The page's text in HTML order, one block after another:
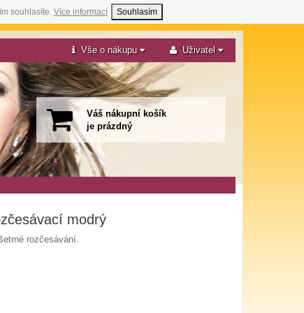
souhlasíte. Více informací Souhlasím
Vše o nákupu Uživatel
Váš nákupní košík
je prázdný
modrý
rozčesávání.